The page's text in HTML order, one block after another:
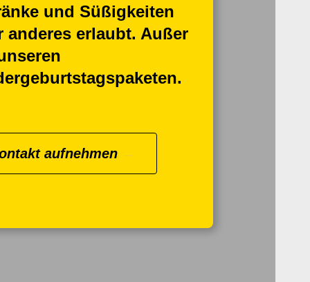
und Süßigkeiten
anderes erlaubt. Außer
aufnehmen